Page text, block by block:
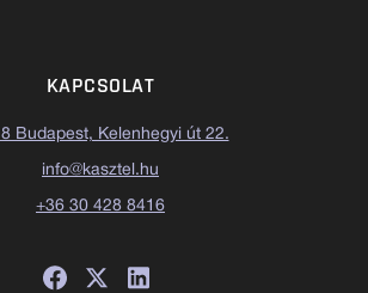
KAPCSOLAT
Budapest, Kelenhegyi út 22.
info@kasztel.hu
+36 30 428 8416